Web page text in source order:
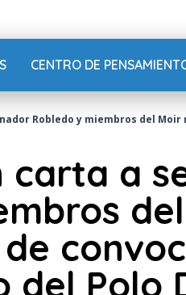
CENTRO DE
Robledo y miembros del
carta a
del Polo